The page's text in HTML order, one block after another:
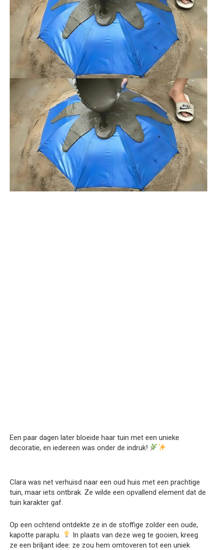
Een paar dagen later bloeide haar tuin met een unieke
decoratie, en iedereen was onder de indruk!
Clara was net verhuisd naar een oud huis met een prachtige
tuin, maar iets ontbrak. Ze wilde een opvallend element dat de
tuin karakter gaf.
Op een ochtend ontdekte ze in de stoffige zolder een oude,
kapotte paraplu.
In plaats van deze weg te gooien, kreeg
ze een briljant idee: ze zou hem omtoveren tot een uniek